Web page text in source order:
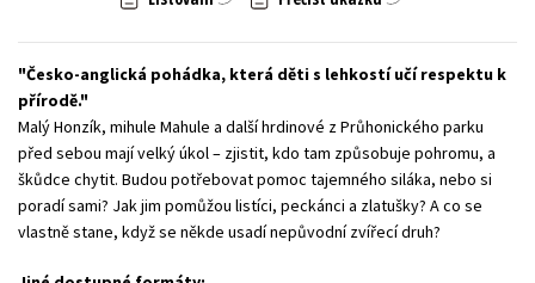
Všechny tituly
Česko-anglická pohádka, která děti s lehkostí učí respektu k
přírodě.
Malý Honzík, mihule Mahule a další hrdinové z Průhonického parku
před sebou mají velký úkol – zjistit, kdo tam způsobuje pohromu, a
škůdce chytit. Budou potřebovat pomoc tajemného siláka, nebo si
poradí sami? Jak jim pomůžou listíci, peckánci a zlatušky? A co se
vlastně stane, když se někde usadí nepůvodní zvířecí druh?